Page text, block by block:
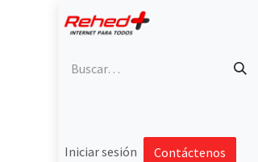
Iniciar sesión Contáctenos